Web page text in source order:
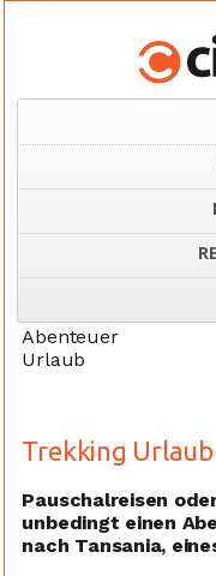
Abenteuer
Urlaub
Trekking
Pauschalreisen
unbedingt einen
nach Tansania,